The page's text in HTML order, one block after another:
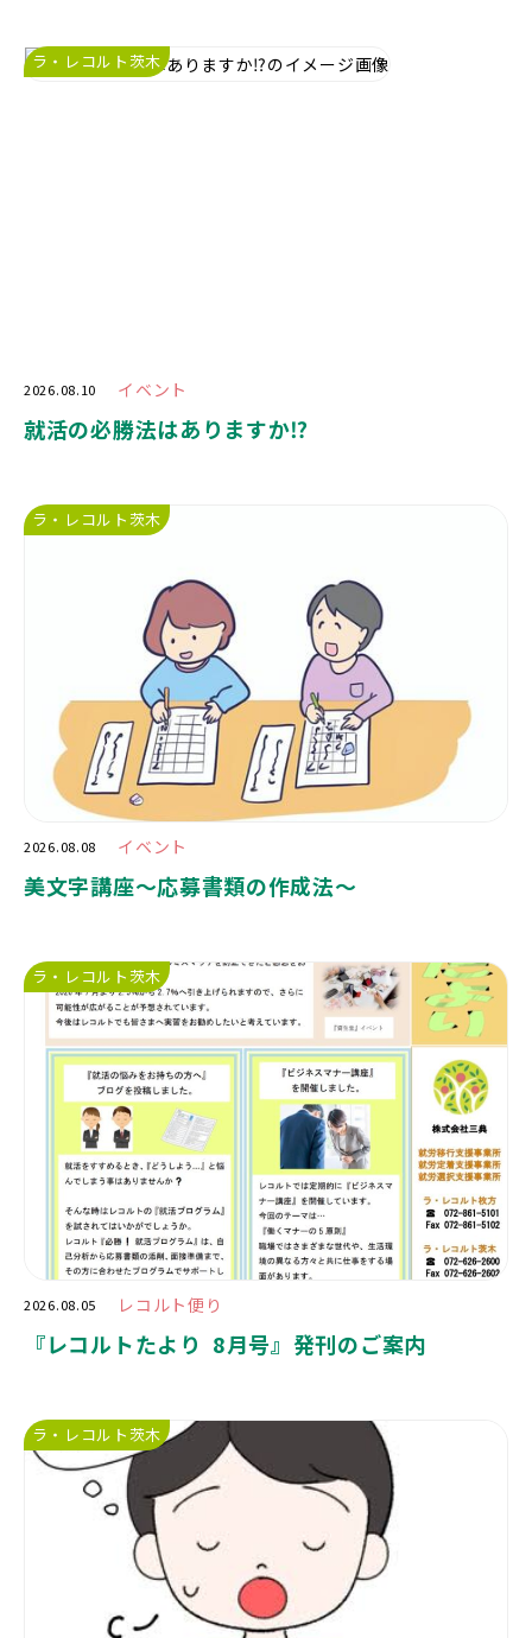
ラ・レコルト茨木
2026.08.10 イベント
就活の必勝法はありますか⁉️
ラ・レコルト茨木
2026.08.08 イベント
美文字講座〜応募書類の作成法〜
ラ・レコルト茨木
2026.08.05 レコルト便り
『レコルトたより 8月号』発刊のご案内
ラ・レコルト茨木